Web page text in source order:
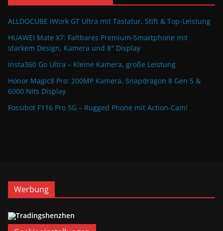
ALLDOCUBE iWork GT Ultra mit Tastatur, Stift & Top-Leistung
HUAWEI Mate X7: Faltbares Premium-Smartphone mit
starkem Design, Kamera und 8″ Display
Insta360 Go Ultra – Kleine Kamera, große Leistung
Honor Magic8 Pro: 200MP Kamera, Snapdragon 8 Gen 5 &
6000 Nits Display
Fossibot F116 Pro 5G – Rugged Phone mit Action-Cam!
Werbung